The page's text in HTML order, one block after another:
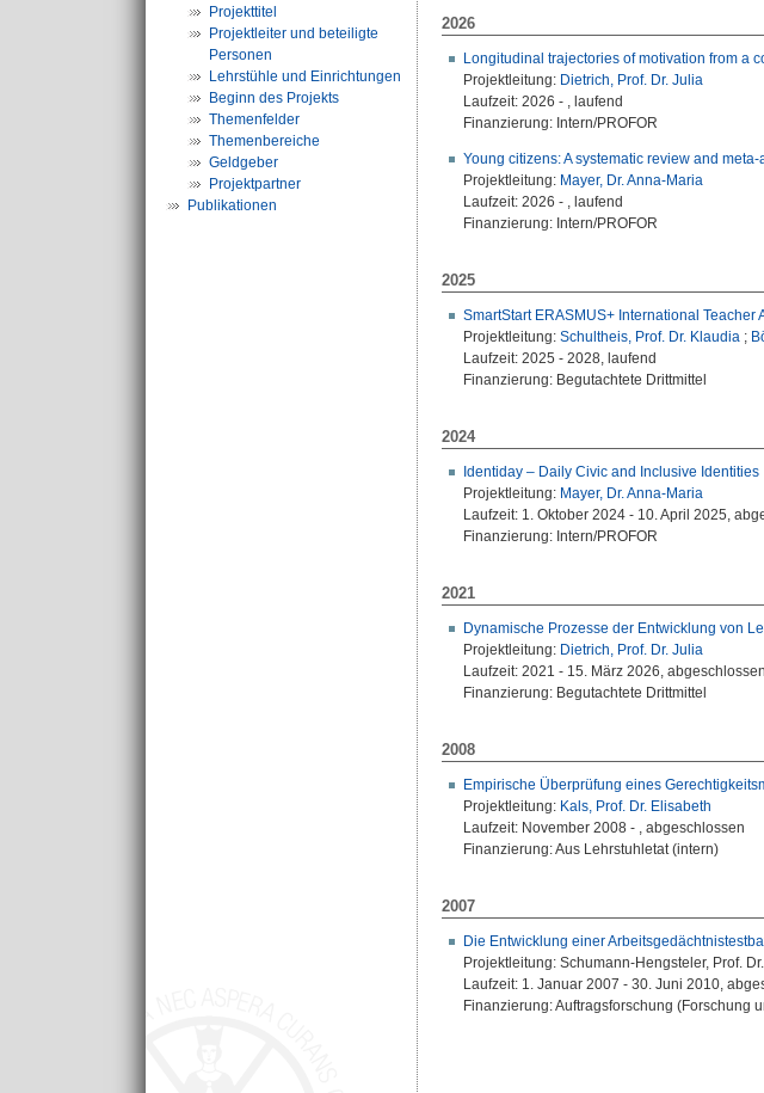
Projekttitel
Projektleiter und beteiligte
Personen
Lehrstühle und Einrichtungen
Beginn des Projekts
Themenfelder
Themenbereiche
Geldgeber
Projektpartner
Publikationen
2026
Longitudinal trajectories of motivation from a
Projektleitung: Dietrich, Prof. Dr. Julia
Laufzeit: 2026 - , laufend
Finanzierung: Intern/PROFOR
Young citizens: A systematic review and
Projektleitung: Mayer, Dr. Anna-Maria
Laufzeit: 2026 - , laufend
Finanzierung: Intern/PROFOR
2025
SmartStart ERASMUS+ International Teacher
Projektleitung: Schultheis, Prof. Dr. Klaudia ;
Laufzeit: 2025 - 2028, laufend
Finanzierung: Begutachtete Drittmittel
2024
Identiday – Daily Civic and Inclusive Identities
Projektleitung: Mayer, Dr. Anna-Maria
Laufzeit: 1. Oktober 2024 - 10. April 2025,
Finanzierung: Intern/PROFOR
2021
Dynamische Prozesse der Entwicklung von
Projektleitung: Dietrich, Prof. Dr. Julia
Laufzeit: 2021 - 15. März 2026, abgeschlossen
Finanzierung: Begutachtete Drittmittel
2008
Empirische Überprüfung eines
Projektleitung: Kals, Prof. Dr. Elisabeth
Laufzeit: November 2008 - , abgeschlossen
Finanzierung: Aus Lehrstuhletat (intern)
2007
Die Entwicklung einer
Projektleitung: Schumann-Hengsteler, Prof.
Laufzeit: 1. Januar 2007 - 30. Juni 2010,
Finanzierung: Auftragsforschung (Forschung